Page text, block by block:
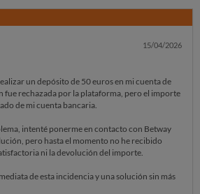
15/04/2026
un depósito de 50 euros en mi cuenta de
fue rechazada por la plataforma, pero el importe
de mi cuenta bancaria.
intenté ponerme en contacto con Betway
pero hasta el momento no he recibido
ni la devolución del importe.
de esta incidencia y una solución sin más